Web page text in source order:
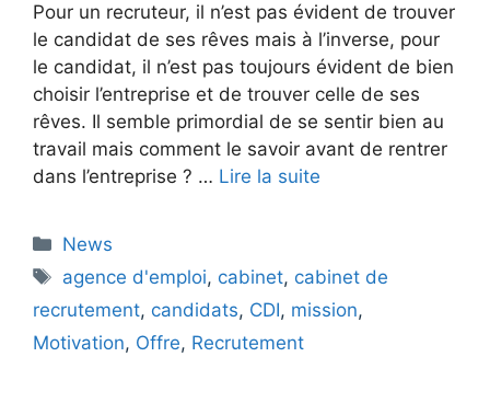
Pour un recruteur, il n’est pas évident de trouver
le candidat de ses rêves mais à l’inverse, pour
le candidat, il n’est pas toujours évident de bien
choisir l’entreprise et de trouver celle de ses
rêves. Il semble primordial de se sentir bien au
travail mais comment le savoir avant de rentrer
dans l’entreprise ? … Lire la suite
Catégories
News
Étiquettes
agence d'emploi, cabinet, cabinet de
recrutement, candidats, CDI, mission,
Motivation, Offre, Recrutement